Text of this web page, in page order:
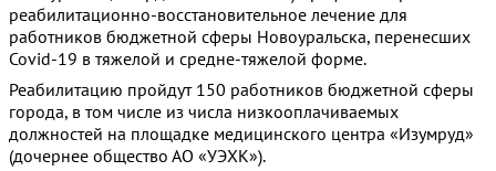
реабилитационно-восстановительное лечение для
работников бюджетной сферы Новоуральска, перенесших
Covid-19 в тяжелой и средне-тяжелой форме.
Реабилитацию пройдут 150 работников бюджетной сферы
города, в том числе из числа низкооплачиваемых
должностей на площадке медицинского центра «Изумруд»
(дочернее общество АО «УЭХК»).